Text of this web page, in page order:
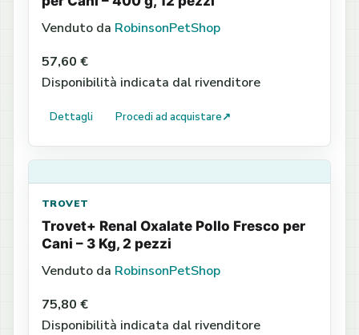
Venduto da RobinsonPetShop
57,60 €
Disponibilità indicata dal rivenditore
Dettagli Procedi ad acquistare↗
TROVET
Trovet+ Renal Oxalate Pollo Fresco per
Cani – 3 Kg, 2 pezzi
Venduto da RobinsonPetShop
75,80 €
Disponibilità indicata dal rivenditore